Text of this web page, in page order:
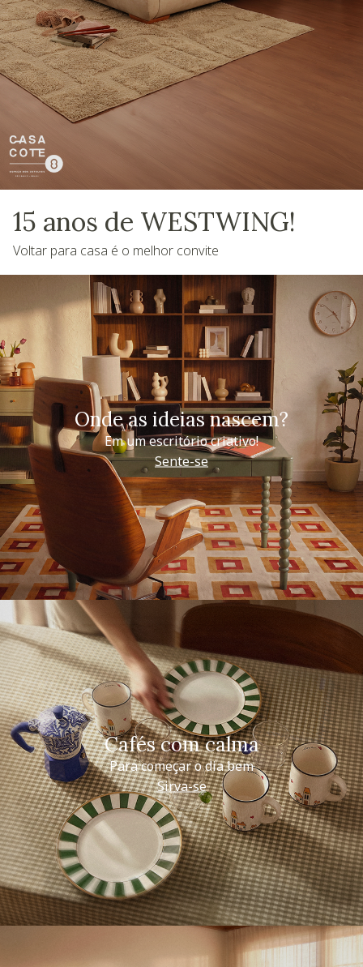
15 anos de WESTWING!
Voltar para casa é o melhor convite
Onde as ideias nascem?
Em um escritório criativo!
Sente-se
Cafés com calma
Para começar o dia bem
Sirva-se